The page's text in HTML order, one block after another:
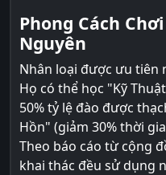
Phong Cách
Nguyên
Nhân loại được ưu tiên
Họ có thể học "Kỹ
50% tỷ lệ đào được
Hồn" (giảm 30% thời
Theo báo cáo từ cộng
khai thác đều sử dụng